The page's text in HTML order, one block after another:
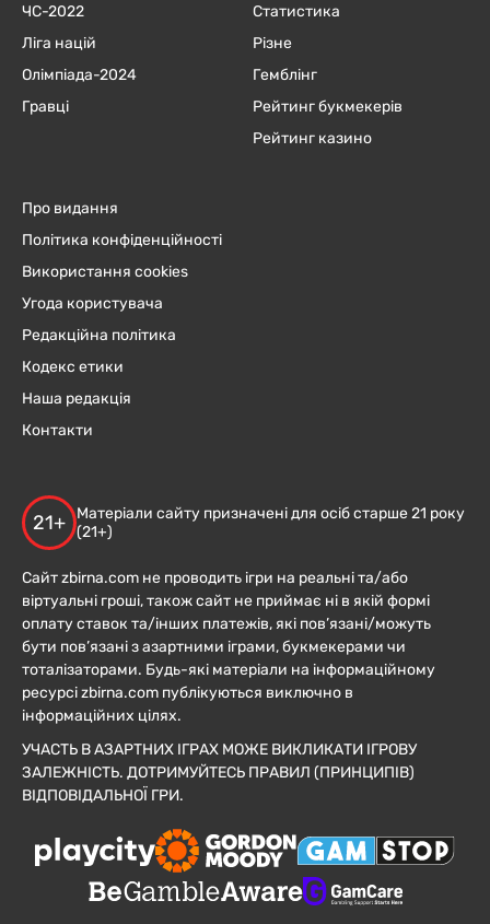
ЧC-2022
Ліга націй
Олімпіада-2024
Гравці
Статистика
Різне
Гемблінг
Рейтинг букмекерів
Рейтинг казино
Про видання
Політика конфіденційності
Використання cookies
Угода користувача
Редакційна політика
Кодекс етики
Наша редакція
Контакти
21+
Матеріали сайту призначені для осіб старше 21 року
(21+)
Сайт zbirna.com не проводить ігри на реальні та/або
віртуальні гроші, також сайт не приймає ні в якій формі
оплату ставок та/інших платежів, які пов’язані/можуть
бути пов’язані з азартними іграми, букмекерами чи
тоталізаторами. Будь-які матеріали на інформаційному
ресурсі zbirna.com публікуються виключно в
інформаційних цілях.
УЧАСТЬ В АЗАРТНИХ ІГРАХ МОЖЕ ВИКЛИКАТИ ІГРОВУ
ЗАЛЕЖНІСТЬ. ДОТРИМУЙТЕСЬ ПРАВИЛ (ПРИНЦИПІВ)
ВІДПОВІДАЛЬНОЇ ГРИ.